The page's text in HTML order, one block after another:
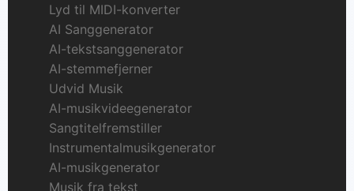
Lyd til MIDI-konverter
AI Sanggenerator
AI-tekstsanggenerator
AI-stemmefjerner
Udvid Musik
AI-musikvideegenerator
Sangtitelfremstiller
Instrumentalmusikgenerator
AI-musikgenerator
Musik fra tekst